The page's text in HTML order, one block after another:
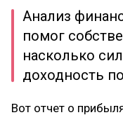
Анализ
помог
насколько
доходность
Вот отчет о